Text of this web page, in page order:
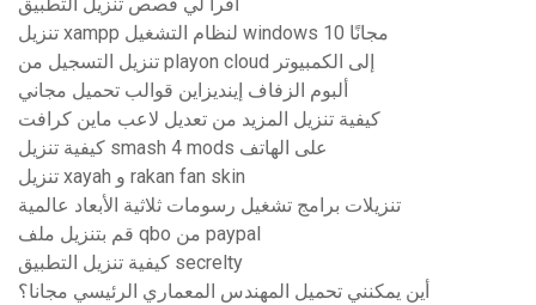
اقرأ لي قصص تنزيل التطبيق
تنزيل xampp لنظام التشغيل windows 10 مجانًا
تنزيل التسجيل من playon cloud إلى الكمبيوتر
ألبوم الزفاف إينديزاين قوالب تحميل مجاني
كيفية تنزيل المزيد من تعديل لاعب ماين كرافت
كيفية تنزيل smash 4 mods على الهاتف
تنزيل xayah و rakan fan skin
تنزيلات برامج تشغيل رسومات ثلاثية الأبعاد عالمية
قم بتنزيل ملف qbo من paypal
كيفية تنزيل التطبيق secrelty
أين يمكنني تحميل المهندس المعماري الرئيسي مجانا؟